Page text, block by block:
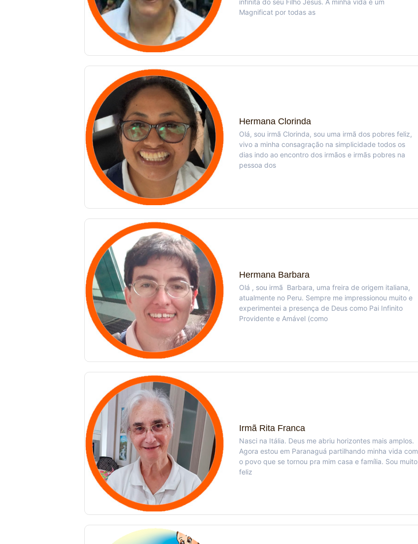
Magnificat por todas as
Hermana Clorinda
Olá, sou irmã Clorinda, sou uma irmã dos pobres feliz,
vivo a minha consagração na simplicidade todos os
dias indo ao encontro dos irmãos e irmãs pobres na
pessoa dos
Hermana Barbara
Olá , sou irmã Barbara, uma freira de origem italiana,
atualmente no Peru. Sempre me impressionou muito e
experimentei a presença de Deus como Pai Infinito
Providente e Amável (como
Irmã Rita Franca
Nasci na Itália. Deus me abriu horizontes mais amplos.
Agora estou em Paranaguá partilhando minha vida com
o povo que se tornou pra mim casa e família. Sou muito
feliz